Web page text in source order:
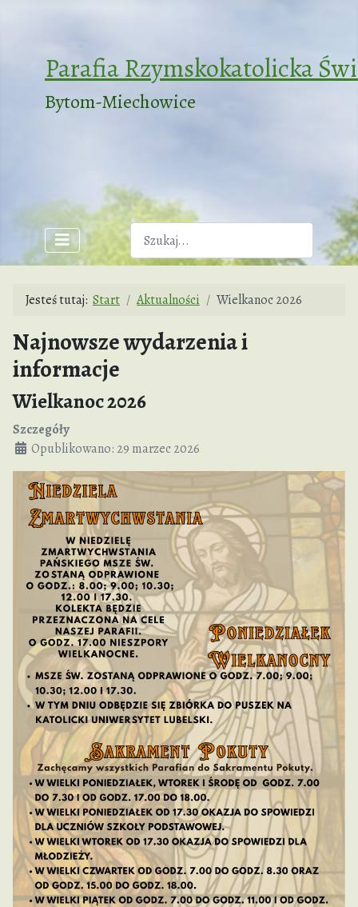
Parafia Rzymskokatolicka
Bytom-Miechowice
Szukaj
Jesteś tutaj: Start Aktualności Wielkanoc 2026
Najnowsze wydarzenia i
informacje
Wielkanoc 2026
Szczegóły
Opublikowano: 29 marzec 2026